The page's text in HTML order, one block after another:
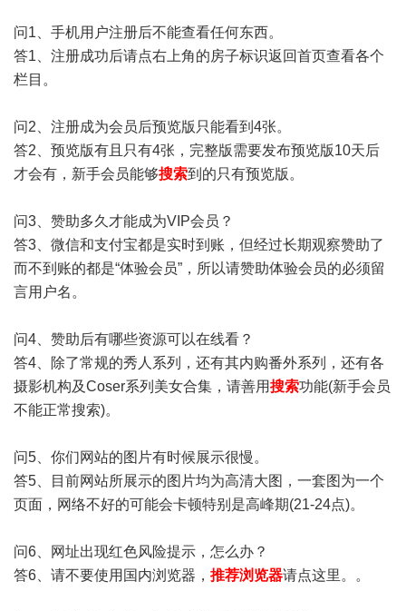
问1、手机用户注册后不能查看任何东西。
答1、注册成功后请点右上角的房子标识返回首页查看各个
栏目。
问2、注册成为会员后预览版只能看到4张。
答2、预览版有且只有4张，完整版需要发布预览版10天后
才会有，新手会员能够搜索到的只有预览版。
问3、赞助多久才能成为VIP会员？
答3、微信和支付宝都是实时到账，但经过长期观察赞助了
而不到账的都是“体验会员”，所以请赞助体验会员的必须留
言用户名。
问4、赞助后有哪些资源可以在线看？
答4、除了常规的秀人系列，还有其内购番外系列，还有各
摄影机构及Coser系列美女合集，请善用搜索功能(新手会员
不能正常搜索)。
问5、你们网站的图片有时候展示很慢。
答5、目前网站所展示的图片均为高清大图，一套图为一个
页面，网络不好的可能会卡顿特别是高峰期(21-24点)。
问6、网址出现红色风险提示，怎么办？
答6、请不要使用国内浏览器， 推荐浏览器请点这里。。